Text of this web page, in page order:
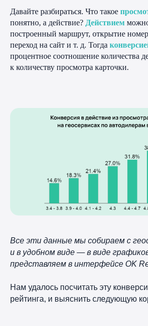
Давайте разбираться. Что такое
понятно, а действие? Действием
построенный маршрут, открытие
переход на сайт и т. д. Тогда
процентное соотношение количества
к количеству просмотра карточки.
Все эти данные мы собираем с
и в удобном виде — в виде
представляем в интерфейсе OK
Нам удалось посчитать эту
рейтинга, и выяснить следующую